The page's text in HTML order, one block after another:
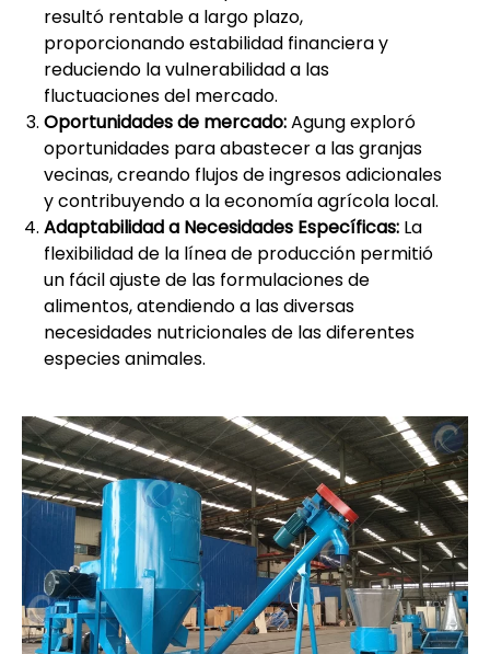
resultó rentable a largo plazo,
proporcionando estabilidad financiera y
reduciendo la vulnerabilidad a las
fluctuaciones del mercado.
Oportunidades de mercado:Agung exploró
oportunidades para abastecer a las granjas
vecinas, creando flujos de ingresos adicionales
y contribuyendo a la economía agrícola local.
Adaptabilidad a Necesidades Específicas: La
flexibilidad de la línea de producción permitió
un fácil ajuste de las formulaciones de
alimentos, atendiendo a las diversas
necesidades nutricionales de las diferentes
especies animales.